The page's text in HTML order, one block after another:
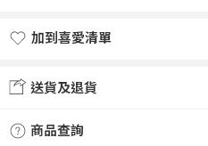
加到喜愛清單
送貨及退貨
商品查詢